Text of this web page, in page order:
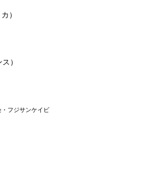
）
）
・フジサンケイビ